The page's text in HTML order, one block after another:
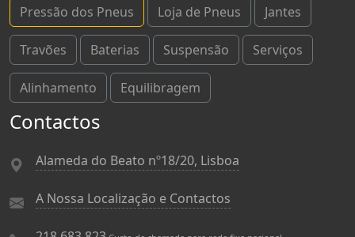
Pressão dos Pneus Loja de Pneus Jantes
Travões Baterias Suspensão Serviços
Alinhamento Equilibragem
Contactos
Alameda do Beato nº18/20, Lisboa
A Nossa Localização e Contactos